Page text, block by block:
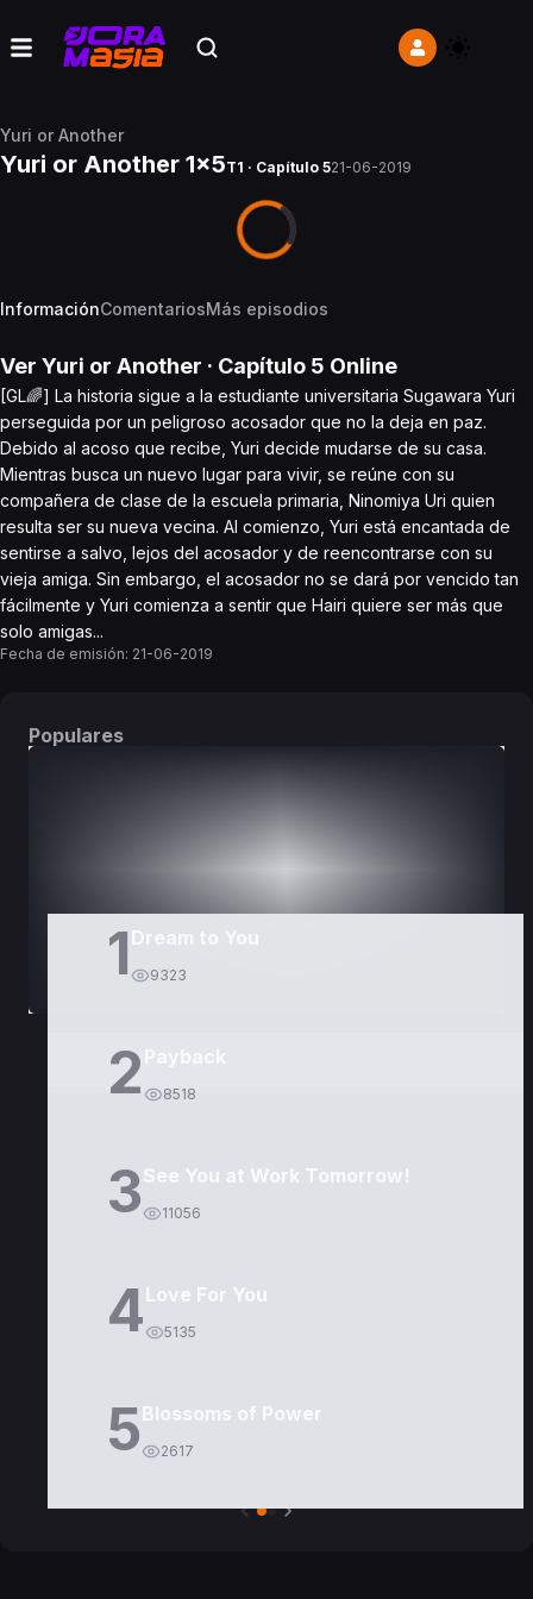
Yuri or Another
Yuri or Another 1x5T1 · Capítulo 521-06-2019
InformaciónComentariosMás episodios
Ver Yuri or Another · Capítulo 5 Online
[GL🌈] La historia sigue a la estudiante universitaria Sugawara Yuri
perseguida por un peligroso acosador que no la deja en paz.
Debido al acoso que recibe, Yuri decide mudarse de su casa.
Mientras busca un nuevo lugar para vivir, se reúne con su
compañera de clase de la escuela primaria, Ninomiya Uri quien
resulta ser su nueva vecina. Al comienzo, Yuri está encantada de
sentirse a salvo, lejos del acosador y de reencontrarse con su
vieja amiga. Sin embargo, el acosador no se dará por vencido tan
fácilmente y Yuri comienza a sentir que Hairi quiere ser más que
solo amigas...
Fecha de emisión: 21-06-2019
Populares
1 Dream to You
9323
2 8518
3See You at Work Tomorrow!
11056
4Love For You
5135
5Blossoms of Power
2617